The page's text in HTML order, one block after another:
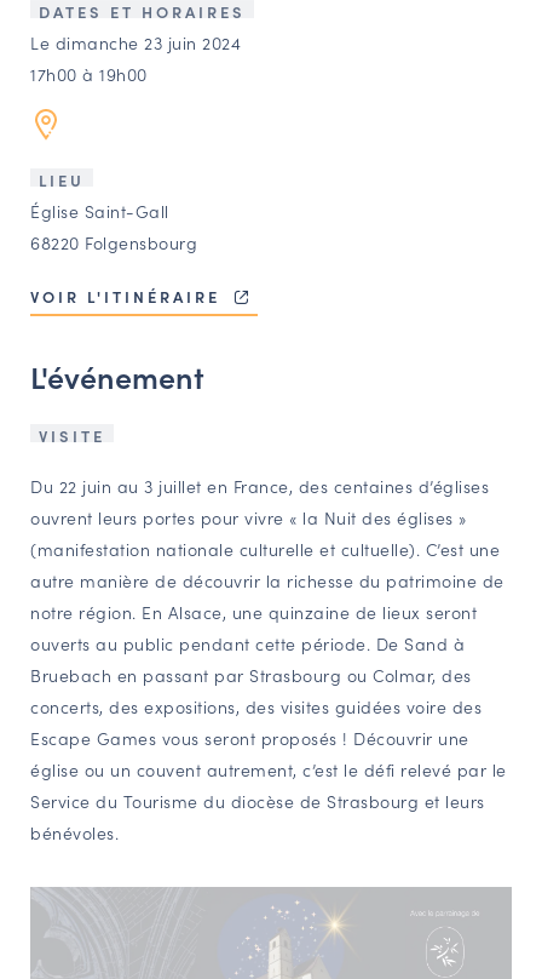
LES ACTIONS PHARES
CONTACT
Agenda
Annuaire
Ressources
BOURSE D’ÉCHANGE
CARTES DES NAUDIN
Espace acteurs
NAVIGATION FILTRÉE « ACTEURS »
PORTAIL CULTURE
Comité d'Histoire Régionale
Service Inventaire et Patrimoines de la Région Grand Est
VOUS ÊTES…
DATES ET HORAIRES
Le dimanche 23 juin 2024
17h00 à 19h00
LIEU
Église Saint-Gall
68220 Folgensbourg
VOIR L'ITINÉRAIRE
L'événement
VISITE
Du 22 juin au 3 juillet en France, des centaines d’églises
ouvrent leurs portes pour vivre « la Nuit des églises »
(manifestation nationale culturelle et cultuelle). C’est une
autre manière de découvrir la richesse du patrimoine de
notre région. En Alsace, une quinzaine de lieux seront
ouverts au public pendant cette période. De Sand à
Bruebach en passant par Strasbourg ou Colmar, des
concerts, des expositions, des visites guidées voire des
Escape Games vous seront proposés ! Découvrir une
église ou un couvent autrement, c’est le défi relevé par le
Service du Tourisme du diocèse de Strasbourg et leurs
bénévoles.